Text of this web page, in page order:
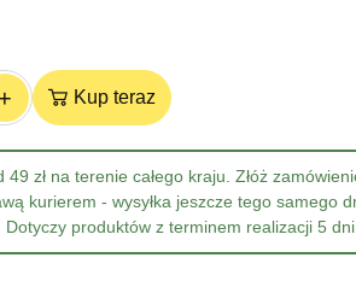
+ Kup teraz
49 zł na terenie całego kraju. Złóż
kurierem - wysyłka jeszcze tego samego
Dotyczy produktów z terminem realizacji 5 dni.